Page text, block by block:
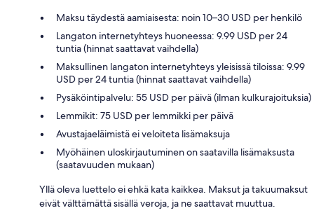
Maksu täydestä aamiaisesta: noin 10–30 USD per henkilö
Langaton internetyhteys huoneessa: 9.99 USD per 24
tuntia (hinnat saattavat vaihdella)
Maksullinen langaton internetyhteys yleisissä tiloissa: 9.99
USD per 24 tuntia (hinnat saattavat vaihdella)
Pysäköintipalvelu: 55 USD per päivä (ilman kulkurajoituksia)
Lemmikit: 75 USD per lemmikki per päivä
Avustajaeläimistä ei veloiteta lisämaksuja
Myöhäinen uloskirjautuminen on saatavilla lisämaksusta
(saatavuuden mukaan)
Yllä oleva luettelo ei ehkä kata kaikkea. Maksut ja takuumaksut
eivät välttämättä sisällä veroja, ja ne saattavat muuttua.